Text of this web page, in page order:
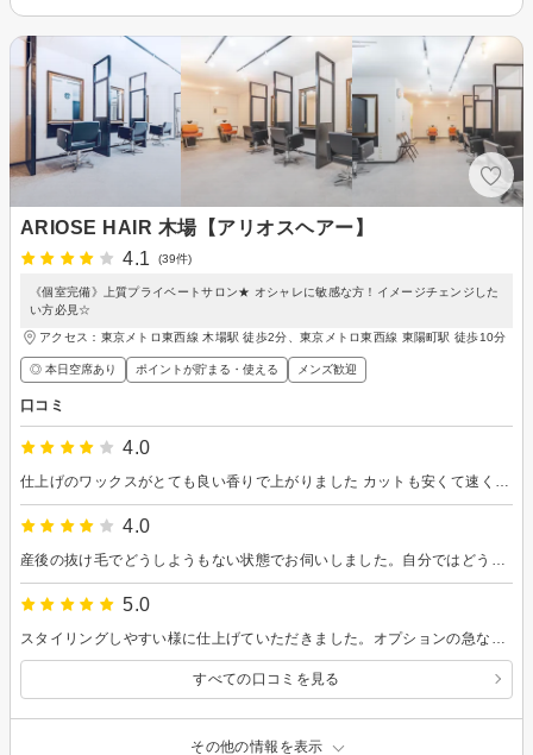
ARIOSE HAIR 木場【アリオスヘアー】
4.1
(39件)
《個室完備》上質プライベートサロン★ オシャレに敏感な方！イメージチェンジした
い方必見☆
アクセス：東京メトロ東西線 木場駅 徒歩2分、東京メトロ東西線 東陽町駅 徒歩10分
◎ 本日空席あり ポイントが貯まる・使える メンズ歓迎
口コミ
4.0
4.0
5.0
すべての口コミを見る
その他の情報を表示